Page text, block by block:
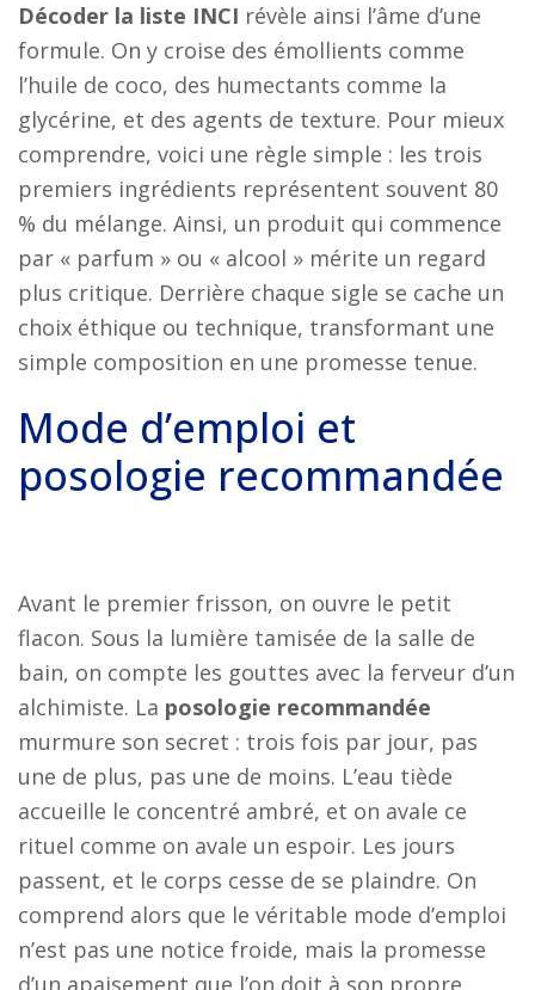
Décoder la liste INCI révèle ainsi l’âme d’une
formule. On y croise des émollients comme
l’huile de coco, des humectants comme la
glycérine, et des agents de texture. Pour mieux
comprendre, voici une règle simple : les trois
premiers ingrédients représentent souvent 80
% du mélange. Ainsi, un produit qui commence
par « parfum » ou « alcool » mérite un regard
plus critique. Derrière chaque sigle se cache un
choix éthique ou technique, transformant une
simple composition en une promesse tenue.
Mode d’emploi et
posologie recommandée
Avant le premier frisson, on ouvre le petit
flacon. Sous la lumière tamisée de la salle de
bain, on compte les gouttes avec la ferveur d’un
alchimiste. La posologie recommandée
murmure son secret : trois fois par jour, pas
une de plus, pas une de moins. L’eau tiède
accueille le concentré ambré, et on avale ce
rituel comme on avale un espoir. Les jours
passent, et le corps cesse de se plaindre. On
comprend alors que le véritable mode d’emploi
n’est pas une notice froide, mais la promesse
d’un apaisement que l’on doit à son propre